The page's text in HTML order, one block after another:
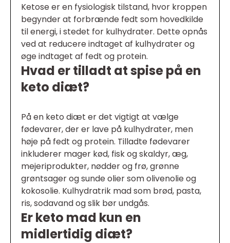
Ketose er en fysiologisk tilstand, hvor kroppen
begynder at forbrænde fedt som hovedkilde
til energi, i stedet for kulhydrater. Dette opnås
ved at reducere indtaget af kulhydrater og
øge indtaget af fedt og protein.
Hvad er tilladt at spise på en
keto diæt?
På en keto diæt er det vigtigt at vælge
fødevarer, der er lave på kulhydrater, men
høje på fedt og protein. Tilladte fødevarer
inkluderer mager kød, fisk og skaldyr, æg,
mejeriprodukter, nødder og frø, grønne
grøntsager og sunde olier som olivenolie og
kokosolie. Kulhydratrik mad som brød, pasta,
ris, sodavand og slik bør undgås.
Er keto mad kun en
midlertidig diæt?